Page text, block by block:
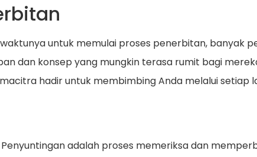
untuk memulai proses penerbitan, banyak
dan konsep yang mungkin terasa rumit bagi
hadir untuk membimbing Anda melalui setiap
adalah proses memeriksa dan